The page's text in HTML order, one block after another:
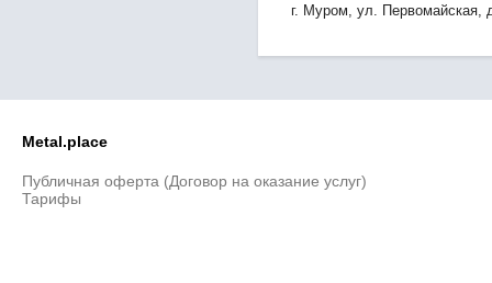
г. Муром, ул. Первомайская,
Metal.place
Публичная оферта (Договор на оказание услуг)
Тарифы